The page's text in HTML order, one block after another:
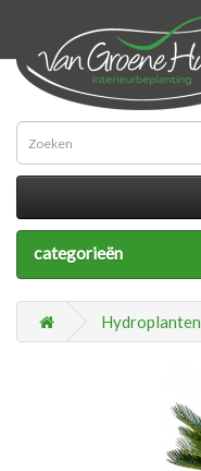
categorieën
Hydroplanten